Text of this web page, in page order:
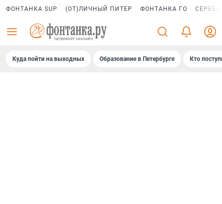
ФОНТАНКА SUP (ОТ)ЛИЧНЫЙ ПИТЕР ФОНТАНКА ГО
Куда пойти на выходных Образование в Петербурге Кто